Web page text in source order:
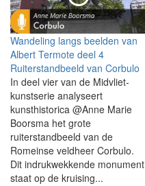
Wandeling langs beelden van
Albert Termote deel 4
Ruiterstandbeeld van Corbulo
In deel vier van de Midvliet-
kunstserie analyseert
kunsthistorica @Anne Marie
Boorsma het grote
ruiterstandbeeld van de
Romeinse veldheer Corbulo.
Dit indrukwekkende monument
staat op de kruising...